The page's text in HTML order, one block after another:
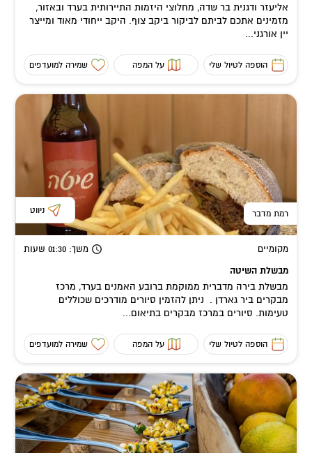
אליעזר ודגנית בר שדה, מחלוצי היזמות התיירותית בערד ובאזור,
מזמינים אתכם לביתם לביקור ביקב צוף. היקב ייחודי מאוד ומייצר
יין אורגני...
הוספה לטיול שלי על המפה שמירה למועדפים
רמת מדבר ניווט
מקומיים משך: 01:30 שעות
מבשלת השיטה
מבשלת בירה מדברית ממוקמת ברובע האמנים בערד, מרכז
מבקרים ביר גארדן . ניתן להזמין סיורים מודרכים שכוללים
טעימות. סיורים במרכז מבקרים בתיאום...
הוספה לטיול שלי על המפה שמירה למועדפים